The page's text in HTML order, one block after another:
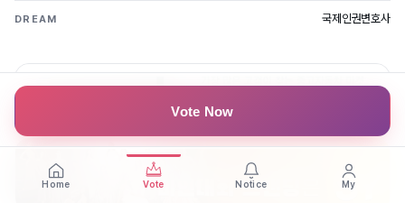
DREAM 국제인권변호사
Vote Now
Home Vote Notice My